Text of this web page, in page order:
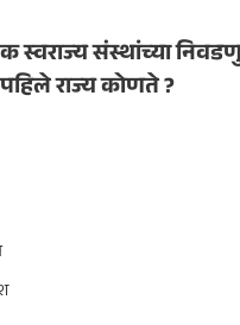
स्वराज्य संस्थांच्या
राज्य कोणते ?